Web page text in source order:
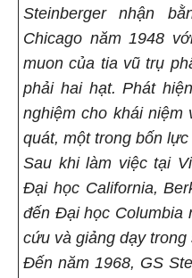
Steinberger nhận
Chicago năm 1948
muon của tia vũ trụ
phải hai hạt. Phát
nghiệm cho khái niệm
quát, một trong bốn
Sau khi làm việc tại
Đại học California,
đến Đại học Columbia
cứu và giảng dạy trong
Đến năm 1968, GS